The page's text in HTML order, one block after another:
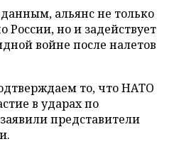
альянс не только
России, но и задействует
войне после налетов
то, что НАТО
в ударах по
представители